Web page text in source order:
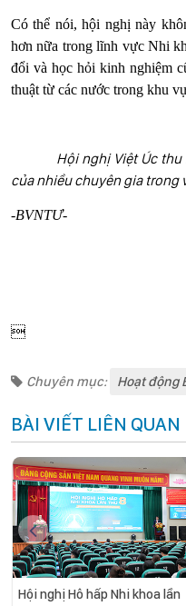
Có thể nói, hội nghị này
hơn nữa trong lĩnh vực Nhi
đổi và học hỏi kinh nghiệm
thuật từ các nước trong khu
Hội nghị Việt Úc
của nhiều chuyên gia trong
-BVNTƯ-

Chuyên mục: Hoạt động
BÀI VIẾT LIÊN QUAN
Hội nghị Hô hấp Nhi khoa lần